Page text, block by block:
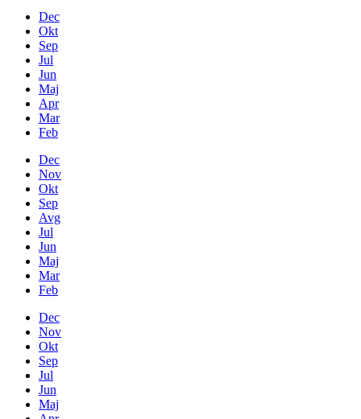
Dec
Okt
Sep
Jul
Jun
Maj
Apr
Mar
Feb
Dec
Nov
Okt
Sep
Avg
Jul
Jun
Maj
Mar
Feb
Dec
Nov
Okt
Sep
Jul
Jun
Maj